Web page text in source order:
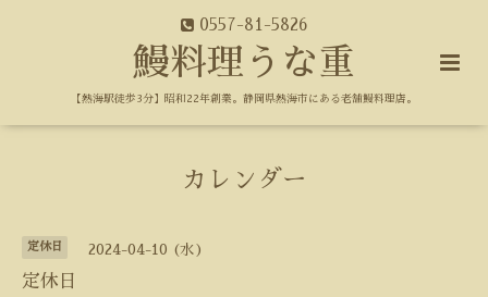
0557-81-5826
鰻料理うな重
【熱海駅徒歩3分】昭和22年創業。静岡県熱海市にある老舗鰻料理店。
カレンダー
定休日 2024-04-10 (水)
定休日